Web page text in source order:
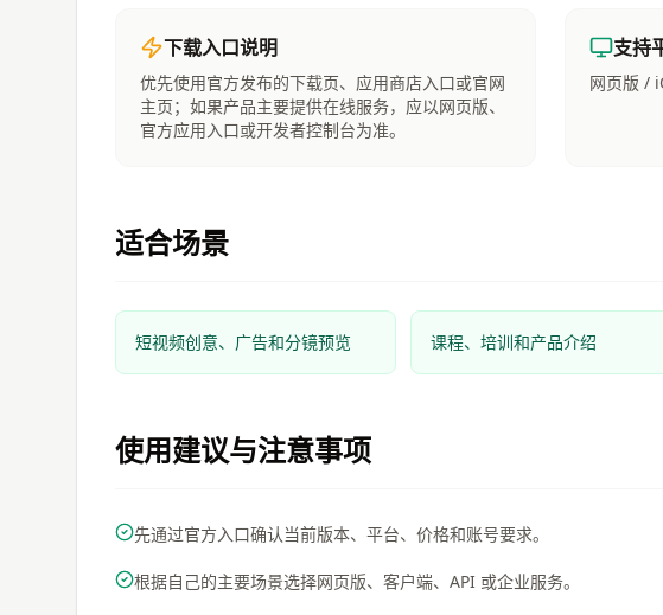
下载入口说明
优先使用官方发布的下载页、应用商店入口或官网
主页；如果产品主要提供在线服务，应以网页版、
官方应用入口或开发者控制台为准。
支持
网页版 /
适合场景
短视频创意、广告和分镜预览 课程、培训和产品介绍
使用建议与注意事项
先通过官方入口确认当前版本、平台、价格和账号要求。
根据自己的主要场景选择网页版、客户端、API 或企业服务。